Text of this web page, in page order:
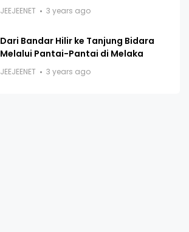
JEEJEENET 3 years ago
Dari Bandar Hilir ke Tanjung Bidara
Melalui Pantai-Pantai di Melaka
JEEJEENET 3 years ago